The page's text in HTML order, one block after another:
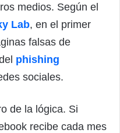
medios. Según el
Lab, en el primer
falsas de
phishing
sociales.
de la lógica. Si
recibe cada mes